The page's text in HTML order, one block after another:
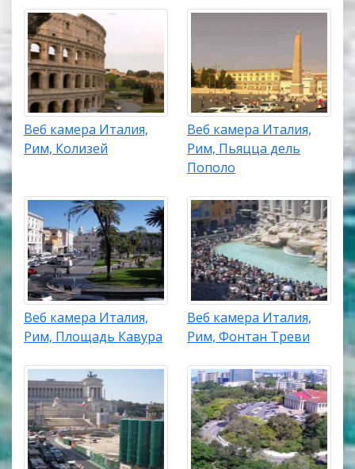
Веб камера Италия,
Рим, Колизей
Веб камера Италия,
Рим, Пьяцца дель
Пополо
Веб камера Италия,
Рим, Площадь Кавура
Веб камера Италия,
Рим, Фонтан Треви